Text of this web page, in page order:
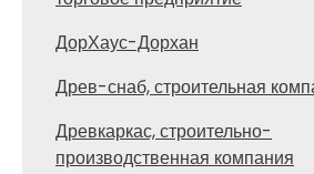
ДорХаус-Дорхан
Древ-снаб, строительная
Древкаркас, строительно-
производственная компания